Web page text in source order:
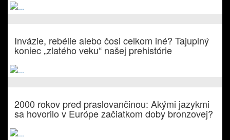
Invázie, rebélie alebo čosi celkom iné? Tajuplný
koniec „zlatého veku“ našej prehistórie
2000 rokov pred praslovančinou: Akými jazykmi
sa hovorilo v Európe začiatkom doby bronzovej?